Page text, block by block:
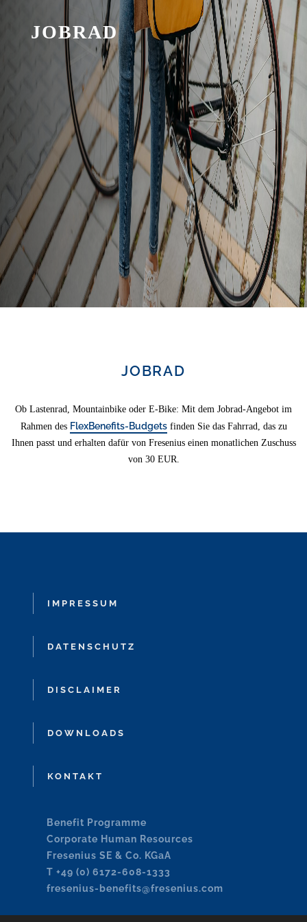
JOBRAD
JOBRAD
Ob Lastenrad, Mountainbike oder E-Bike: Mit dem Jobrad-Angebot im
Rahmen des FlexBenefits-Budgetsfinden Sie das Fahrrad, das zu
Ihnen passt und erhalten dafür von Fresenius einen monatlichen Zuschuss
von 30 EUR.
IMPRESSUM
DATENSCHUTZ
DISCLAIMER
DOWNLOADS
KONTAKT
Benefit Programme
Corporate Human Resources
Fresenius SE & Co. KGaA
T +49 (0) 6172-608-1333
fresenius-benefits@fresenius.com